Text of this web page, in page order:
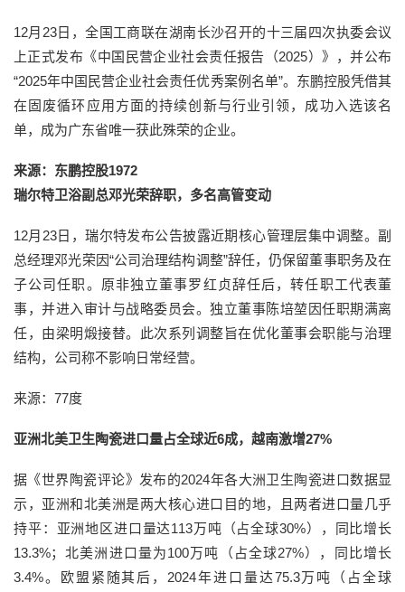
12月23日，全国工商联在湖南长沙召开的十三届四次执委会议
上正式发布《中国民营企业社会责任报告（2025）》，并公布
“2025年中国民营企业社会责任优秀案例名单”。东鹏控股凭借其
在固废循环应用方面的持续创新与行业引领，成功入选该名
单，成为广东省唯一获此殊荣的企业。
来源：东鹏控股1972
瑞尔特卫浴副总邓光荣辞职，多名高管变动
12月23日，瑞尔特发布公告披露近期核心管理层集中调整。副
总经理邓光荣因“公司治理结构调整”辞任，仍保留董事职务及在
子公司任职。原非独立董事罗红贞辞任后，转任职工代表董
事，并进入审计与战略委员会。独立董事陈培堃因任职期满离
任，由梁明煅接替。此次系列调整旨在优化董事会职能与治理
结构，公司称不影响日常经营。
来源：77度
亚洲北美卫生陶瓷进口量占全球近6成，越南激增27%
据《世界陶瓷评论》发布的2024年各大洲卫生陶瓷进口数据显
示，亚洲和北美洲是两大核心进口目的地，且两者进口量几乎
持平：亚洲地区进口量达113万吨（占全球30%），同比增长
13.3%；北美洲进口量为100万吨（占全球27%），同比增长
3.4%。欧盟紧随其后，2024年进口量达75.3万吨（占全球